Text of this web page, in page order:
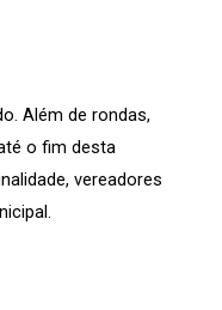
Além de rondas,
o fim desta
vereadores